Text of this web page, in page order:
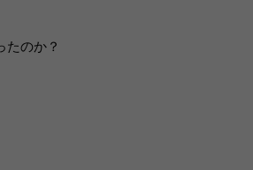
たのか？